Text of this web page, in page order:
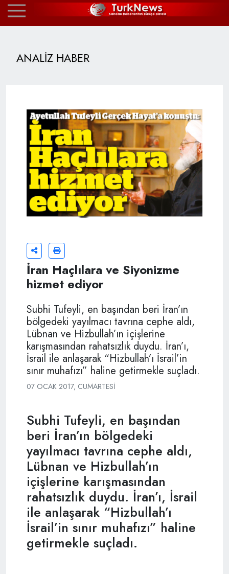
ANALİZ HABER
İran Haçlılara ve Siyonizme
hizmet ediyor
Subhi Tufeyli, en başından beri İran’ın
bölgedeki yayılmacı tavrına cephe aldı,
Lübnan ve Hizbullah’ın içişlerine
karışmasından rahatsızlık duydu. İran’ı,
İsrail ile anlaşarak “Hizbullah’ı İsrail’in
sınır muhafızı” haline getirmekle suçladı.
07 OCAK 2017, CUMARTESI
Subhi Tufeyli, en başından
beri İran’ın bölgedeki
yayılmacı tavrına cephe aldı,
Lübnan ve Hizbullah’ın
içişlerine karışmasından
rahatsızlık duydu. İran’ı, İsrail
ile anlaşarak “Hizbullah’ı
İsrail’in sınır muhafızı” haline
getirmekle suçladı.